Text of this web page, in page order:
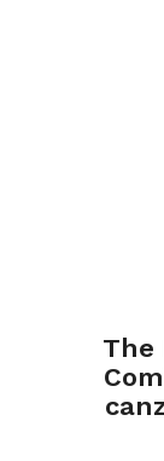
The